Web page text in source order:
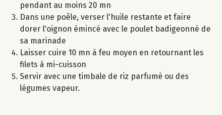
pendant au moins 20 mn
Dans une poêle, verser l'huile restante et faire
dorer l'oignon émincé avec le poulet badigeonné de
sa marinade
Laisser cuire 10 mn à feu moyen en retournant les
filets à mi-cuisson
Servir avec une timbale de riz parfumé ou des
légumes vapeur.